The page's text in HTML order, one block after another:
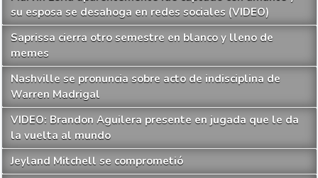
su esposa se desahoga en redes sociales (VIDEO)
Saprissa cierra otro semestre en blanco y lleno de
memes
Nashville se pronuncia sobre acto de indisciplina de
Warren Madrigal
VIDEO: Brandon Aguilera presente en jugada que le da
la vuelta al mundo
Jeyland Mitchell se comprometió